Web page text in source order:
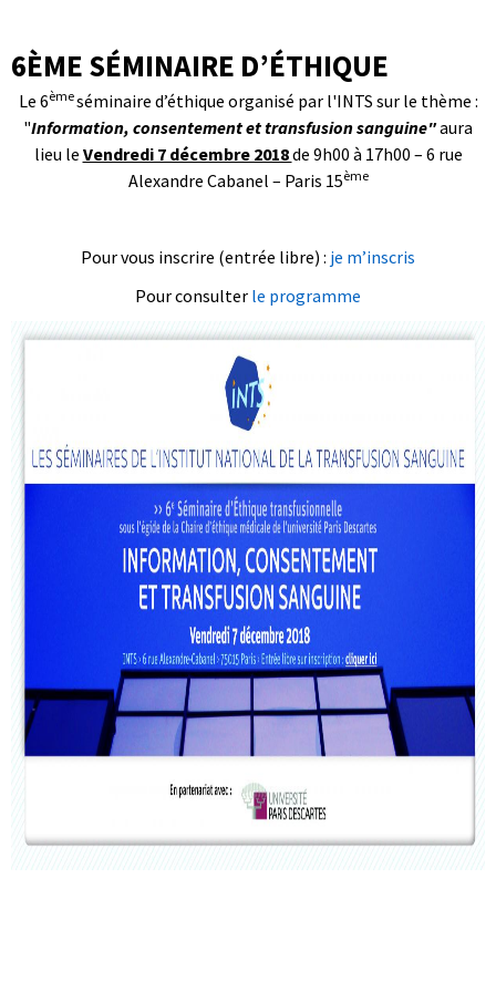
6ÈME SÉMINAIRE D’ÉTHIQUE
Le 6èmeséminaire d’éthique organisé par l'INTS sur le thème :
"Information, consentement et transfusion sanguine"aura
lieu le Vendredi 7 décembre 2018de 9h00 à 17h00 – 6 rue
Alexandre Cabanel – Paris 15ème
Pour vous inscrire (entrée libre) : je m’inscris
Pour consulter le programme